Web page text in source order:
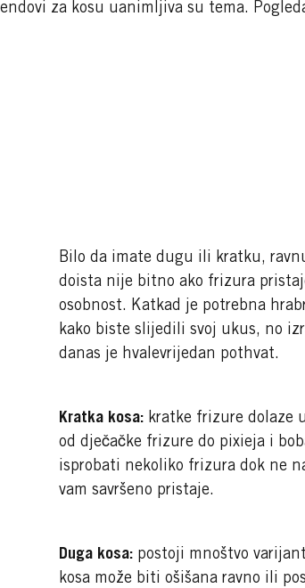
za kosu uanimljiva su tema.
Bilo da imate dugu ili kratku,
doista nije bitno ako frizura
osobnost. Katkad je potrebna
kako biste slijedili svoj ukus, no
danas je hvalevrijedan pothvat.
Kratka kosa: kratke frizure dolaze
od dječačke frizure do pixieja i
isprobati nekoliko frizura dok ne
vam savršeno pristaje.
Duga kosa: postoji mnoštvo
kosa može biti ošišana ravno ili